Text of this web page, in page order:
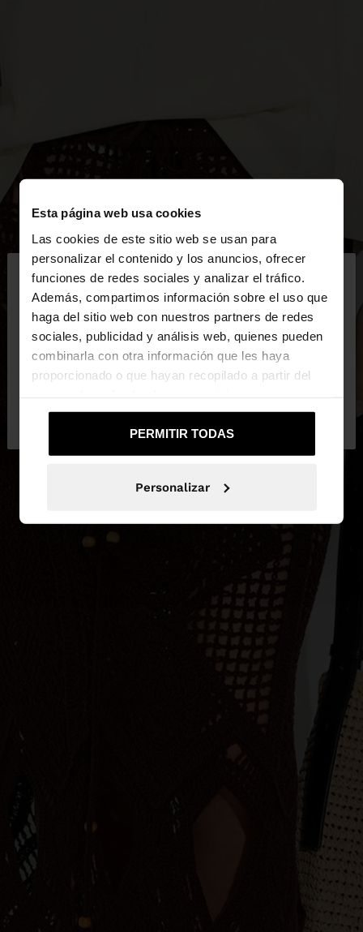
Esta página web usa cookies
Las cookies de este sitio web se usan para
personalizar el contenido y los anuncios, ofrecer
funciones de redes sociales y analizar el tráfico.
Además, compartimos información sobre el uso que
haga del sitio web con nuestros partners de redes
sociales, publicidad y análisis web, quienes pueden
combinarla con otra información que les haya
proporcionado o que hayan recopilado a partir del
PERMITIR TODAS
Personalizar
hola
Estás accediendo a la web de Guatemala. ¿Quieres
ir a la web de United States?